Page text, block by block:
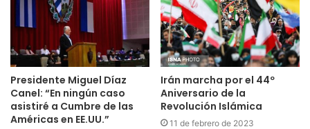
Presidente Miguel Díaz
Canel: “En ningún caso
asistiré a Cumbre de las
Américas en EE.UU.”
Irán marcha por el 44º
Aniversario de la
Revolución Islámica
11 de febrero de 2023